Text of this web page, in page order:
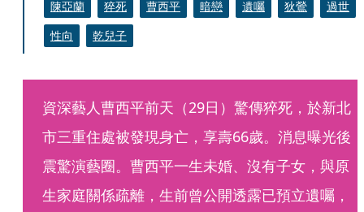
陳亞蘭 猝死 曹西平 暗戀 遺囑 狄鶯
過世
性向
乾兒子
資深藝人曹西平前天（29日）驚傳猝死，於新北
市三重住處被發現身亡，享壽66歲。消息曝光後
震驚演藝圈。曹西平一生未婚、沒有子女，與原
生家庭關係疏離，生前曾公開透露已預立遺囑，